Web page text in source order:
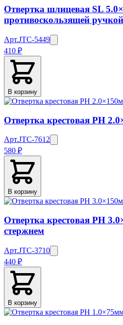
Отвертка шлицевая SL
противоскользящей ручкой
Арт.JTC-5449
410 ₽
В корзину
Отвертка крестовая PH
Арт.JTC-7612
580 ₽
В корзину
Отвертка крестовая PH
стержнем
Арт.JTC-3710
440 ₽
В корзину